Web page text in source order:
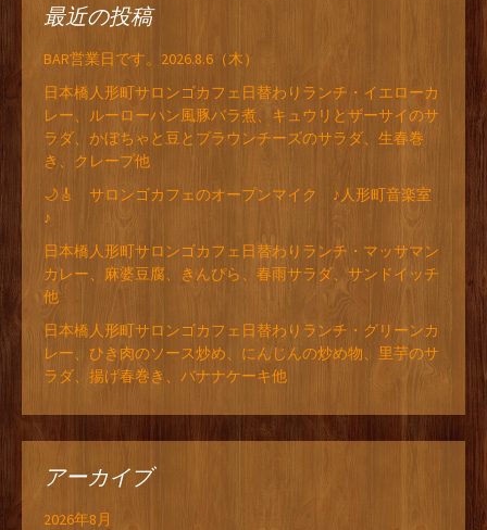
最近の投稿
BAR営業日です。2026.8.6（木）
日本橋人形町サロンゴカフェ日替わりランチ・イエローカ
レー、ルーローハン風豚バラ煮、キュウリとザーサイのサ
ラダ、かぼちゃと豆とブラウンチーズのサラダ、生春巻
き、クレープ他
🌙🎸 サロンゴカフェのオープンマイク ♪人形町音楽室
♪
日本橋人形町サロンゴカフェ日替わりランチ・マッサマン
カレー、麻婆豆腐、きんぴら、春雨サラダ、サンドイッチ
他
日本橋人形町サロンゴカフェ日替わりランチ・グリーンカ
レー、ひき肉のソース炒め、にんじんの炒め物、里芋のサ
ラダ、揚げ春巻き、バナナケーキ他
アーカイブ
2026年8月